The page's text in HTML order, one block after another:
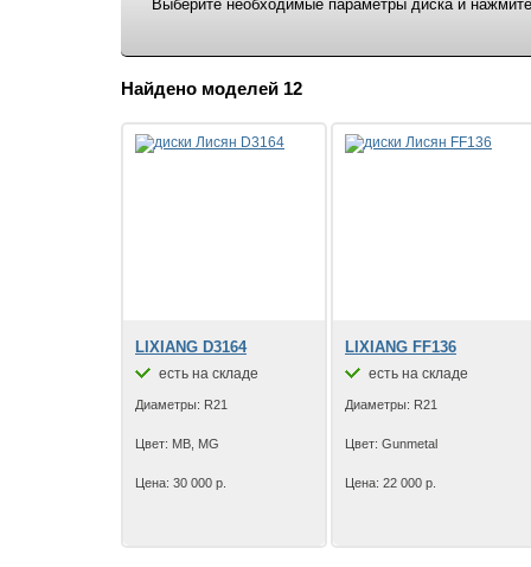
Выберите необходимые параметры диска и
Найдено моделей 12
LIXIANG D3164
есть на складе
Диаметры: R21
Цвет: MB, MG
Цена: 30 000 р.
LIXIANG FF136
есть на складе
Диаметры: R21
Цвет: Gunmetal
Цена: 22 000 р.